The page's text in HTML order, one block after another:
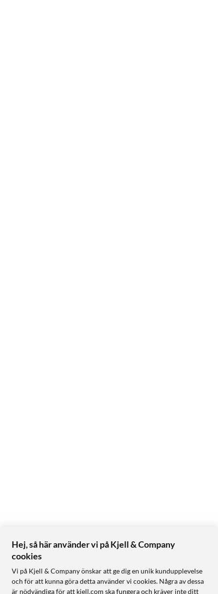
Hej, så här använder vi på Kjell & Company
cookies
Vi på Kjell & Company önskar att ge dig en unik kundupplevelse
och för att kunna göra detta använder vi cookies. Några av dessa
är nödvändiga för att kjell.com ska fungera och kräver inte ditt